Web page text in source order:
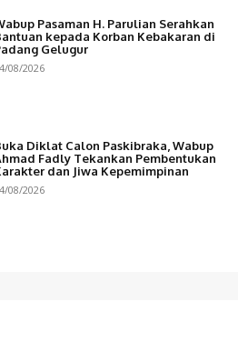
Pasaman H. Parulian Serahkan
kepada Korban Kebakaran di
Gelugur
08/2026
Diklat Calon Paskibraka, Wabup
Fadly Tekankan Pembentukan
dan Jiwa Kepemimpinan
08/2026